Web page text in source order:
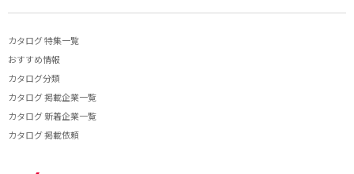
カタログ 特集一覧
おすすめ情報
カタログ分類
カタログ 掲載企業一覧
カタログ 新着企業一覧
カタログ 掲載依頼